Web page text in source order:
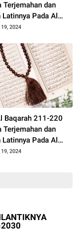
Terjemahan dan
Latinnya Pada Al
2024
Baqarah 211-220
Terjemahan dan
Latinnya Pada Al
2024
2030